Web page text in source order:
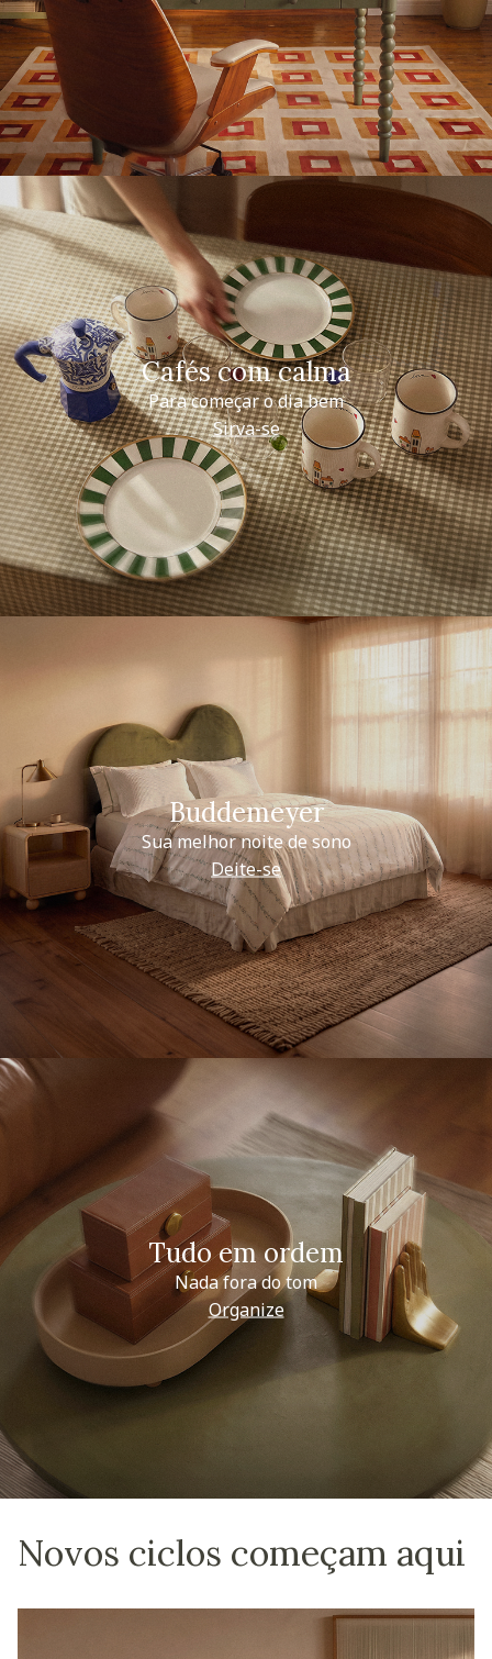
Cafés com calma
Para começar o dia bem
Sirva-se
Buddemeyer
Sua melhor noite de sono
Deite-se
Tudo em ordem
Nada fora do tom
Organize
Novos ciclos começam aqui